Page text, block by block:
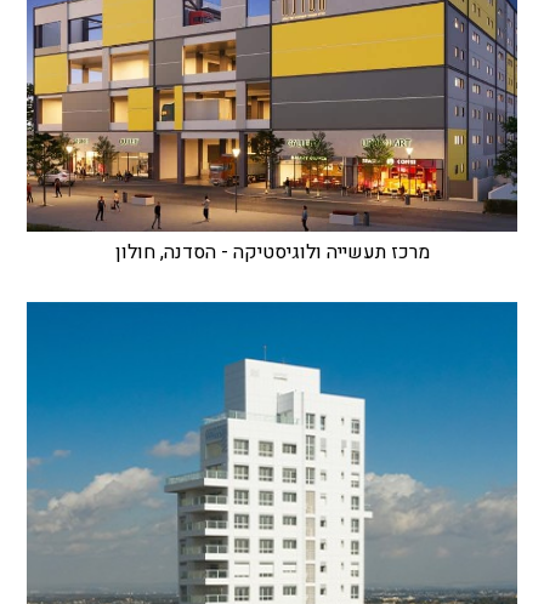
מרכז תעשייה ולוגיסטיקה - הסדנה, חולון